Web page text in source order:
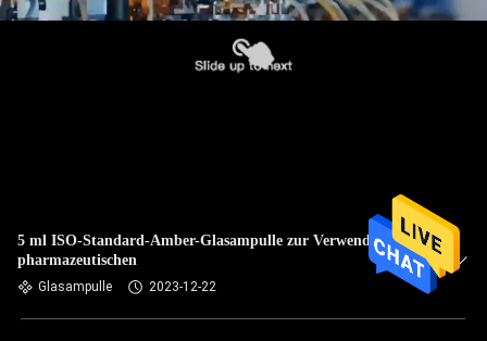
5 ml ISO-Standard-Amber-Glasampulle zur Verwendung in
pharmazeutischen
Glasampulle 2023-12-22